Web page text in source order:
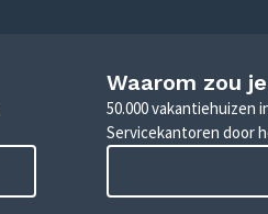
Waarom zou
50.000 vakantiehuizen
Servicekantoren door